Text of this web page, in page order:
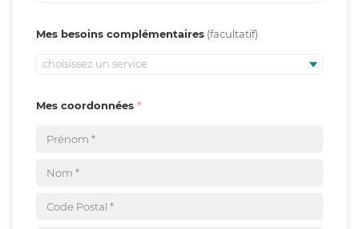
Mes besoins complémentaires
choisissez un service
Mes coordonnées